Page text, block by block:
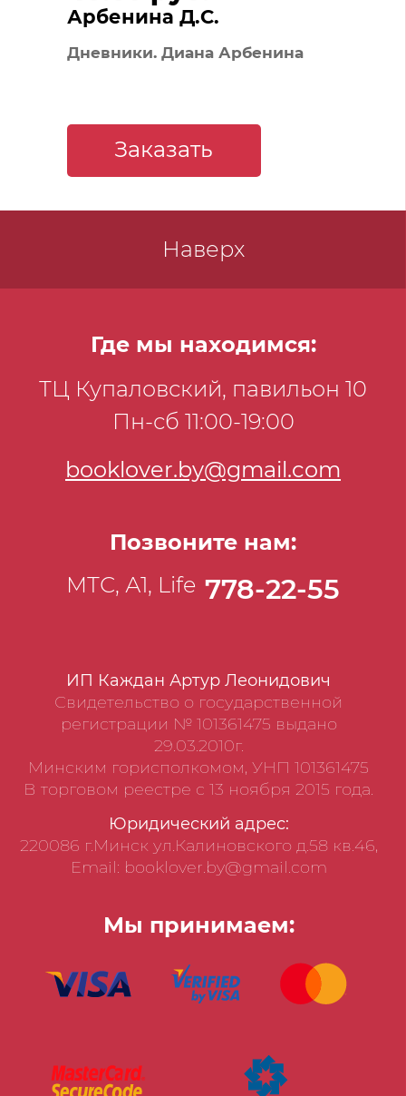
Арбенина Д.С.
Дневники. Диана Арбенина
Заказать
Наверх
ИП Каждан Артур Леонидович
Свидетельство о государственной
регистрации № 101361475 выдано
29.03.2010г.
Минским горисполкомом, УНП 101361475
В торговом реестре с 13 ноября 2015 года.
Юридический адрес:
220086 г.Минск ул.Калиновского д.58 кв.46,
Email: booklover.by@gmail.com
Мы принимаем:
Где мы находимся:
ТЦ Купаловский, павильон 10
Пн-сб 11:00-19:00
booklover.by@gmail.com
Позвоните нам:
МТС, А1, Life 778-22-55